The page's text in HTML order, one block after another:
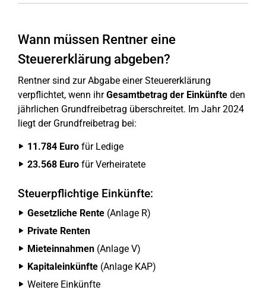
Wann müssen Rentner eine
Steuererklärung abgeben?
Rentner sind zur Abgabe einer Steuererklärung
verpflichtet, wenn ihrGesamtbetrag der Einkünfte den
jährlichen Grundfreibetrag überschreitet. Im Jahr 2024
liegt der Grundfreibetrag bei:
11.784 Euro für Ledige
23.568 Euro für Verheiratete
Steuerpflichtige Einkünfte:
Gesetzliche Rente (Anlage R)
Private Renten
Mieteinnahmen (Anlage V)
Kapitaleinkünfte (Anlage KAP)
Weitere Einkünfte